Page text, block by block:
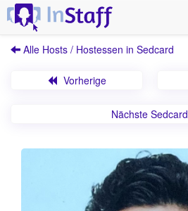
Alle Hosts / Hostessen in Sedcard
Vorherige
Nächste Sedcard